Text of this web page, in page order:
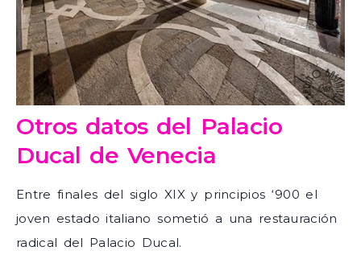
Otros datos del Palacio
Ducal de Venecia
Entre finales del siglo XIX y principios ‘900 el
joven estado italiano sometió a una restauración
radical del Palacio Ducal.